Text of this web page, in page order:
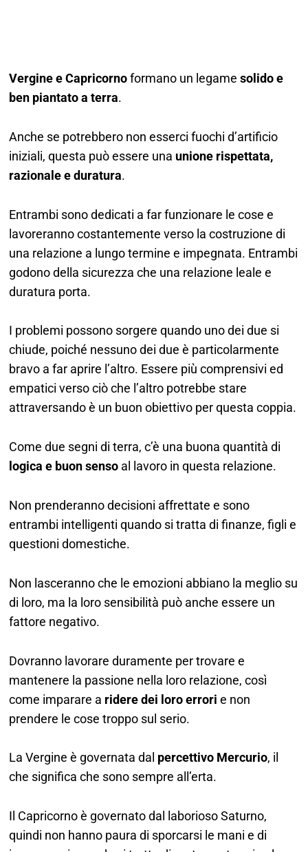
Vergine e Capricornoformano un legamesolido e
ben piantato a terra.
Anche se potrebbero non esserci fuochi d’artificio
iniziali, questa può essere una unione rispettata,
razionale e duratura.
Entrambi sono dedicati a far funzionare le cose e
lavoreranno costantemente verso la costruzione di
una relazione a lungo termine e impegnata. Entrambi
godono della sicurezza che una relazione leale e
duratura porta.
I problemi possono sorgere quando uno dei due si
chiude, poiché nessuno dei due è particolarmente
bravo a far aprire l’altro. Essere più comprensivi ed
empatici verso ciò che l’altro potrebbe stare
attraversando è un buon obiettivo per questa coppia.
Come due segni di terra, c’è una buona quantità di
logica e buon senso al lavoro in questa relazione.
Non prenderanno decisioni affrettate e sono
entrambi intelligenti quando si tratta di finanze, figli e
questioni domestiche.
Non lasceranno che le emozioni abbiano la meglio su
di loro, ma la loro sensibilità può anche essere un
fattore negativo.
Dovranno lavorare duramente per trovare e
mantenere la passione nella loro relazione, così
come imparare a ridere dei loro errori e non
prendere le cose troppo sul serio.
La Vergine è governata dal percettivo Mercurio, il
che significa che sono sempre all’erta.
Il Capricorno è governato dal laborioso Saturno,
quindi non hanno paura di sporcarsi le mani e di